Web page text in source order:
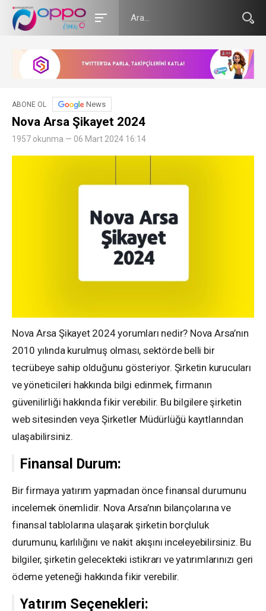
ABONE OL News
Nova Arsa Şikayet 2024
1957 okunma — 06 Mart 2024 16:14
Nova Arsa Şikayet 2024 yorumları nedir? Nova Arsa’nın
2010 yılında kurulmuş olması, sektörde belli bir
tecrübeye sahip olduğunu gösteriyor. Şirketin kurucuları
ve yöneticileri hakkında bilgi edinmek, firmanın
güvenilirliği hakkında fikir verebilir. Bu bilgilere şirketin
web sitesinden veya Şirketler Müdürlüğü kayıtlarından
ulaşabilirsiniz.
Finansal Durum:
Bir firmaya yatırım yapmadan önce finansal durumunu
incelemek önemlidir. Nova Arsa’nın bilançolarına ve
finansal tablolarına ulaşarak şirketin borçluluk
durumunu, karlılığını ve nakit akışını inceleyebilirsiniz. Bu
bilgiler, şirketin gelecekteki istikrarı ve yatırımlarınızı geri
ödeme yeteneği hakkında fikir verebilir.
Yatırım Seçenekleri: